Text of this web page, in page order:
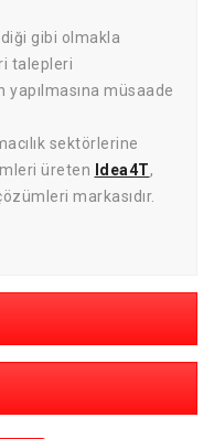
gibi olmakla
talepleri
müsaade
sektörlerine
üreten Idea4T,
markasıdır.